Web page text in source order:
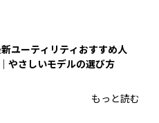
新ユーティリティおすすめ人
やさしいモデルの選び方
もっと読む